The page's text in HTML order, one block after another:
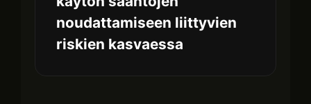
noudattamiseen liittyvien
riskien kasvaessa